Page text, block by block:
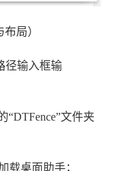
局）
径输入框输
“DTFence”文件夹
载桌面助手；